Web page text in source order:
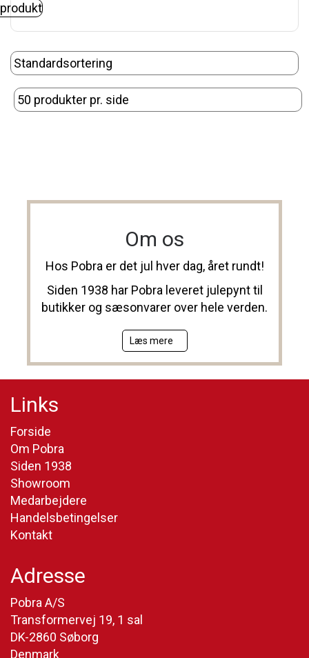
Om os
Hos Pobra er det jul hver dag, året rundt!
Siden 1938 har Pobra leveret julepynt til
butikker og sæsonvarer over hele verden.
Læs mere
Links
Forside
Om Pobra
Siden 1938
Showroom
Medarbejdere
Handelsbetingelser
Kontakt
Adresse
Pobra A/S
Transformervej 19, 1 sal
DK-2860 Søborg
Denmark